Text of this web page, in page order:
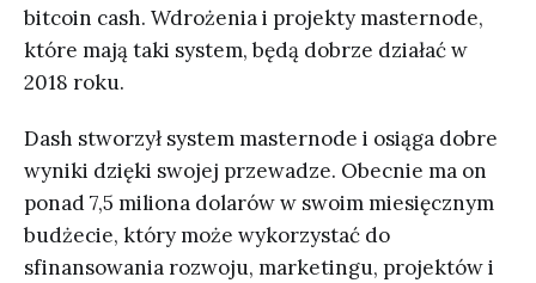
bitcoin cash. Wdrożenia i projekty masternode,
które mają taki system, będą dobrze działać w
2018 roku.
Dash stworzył system masternode i osiąga dobre
wyniki dzięki swojej przewadze. Obecnie ma on
ponad 7,5 miliona dolarów w swoim miesięcznym
budżecie, który może wykorzystać do
sfinansowania rozwoju, marketingu, projektów i